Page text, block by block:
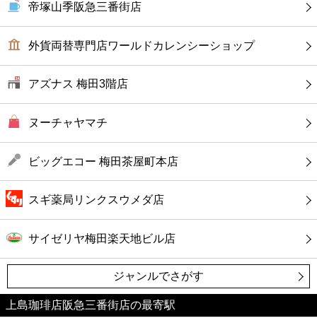
ホテル
帝塚山季阪急三番街店
外貨両替専門店ワールドカレンシーショップ
アズナス 梅田3階店
ヌーチャヤマチ
ビッグエコー 梅田茶屋町本店
スギ薬局リンクスウメダ店
サイゼリヤ梅田楽天地ビル店
ジャンルでさがす
上島珈琲店阪急三番街店の最寄駅